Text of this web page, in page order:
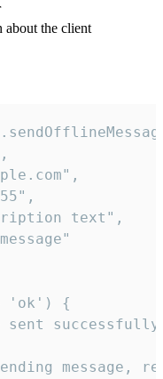
the client
text",
'ok') {
sent
message,